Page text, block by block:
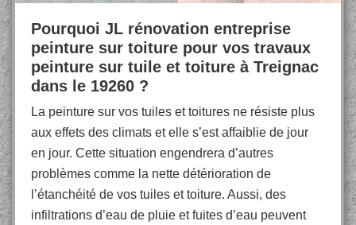
Pourquoi JL rénovation entreprise
peinture sur toiture pour vos travaux
peinture sur tuile et toiture à Treignac
dans le 19260 ?
La peinture sur vos tuiles et toitures ne résiste plus
aux effets des climats et elle s’est affaiblie de jour
en jour. Cette situation engendrera d’autres
problèmes comme la nette détérioration de
l’étanchéité de vos tuiles et toiture. Aussi, des
infiltrations d’eau de pluie et fuites d’eau peuvent